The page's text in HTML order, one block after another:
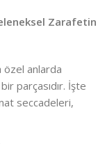
Zarafetin
özel anlarda
parçasıdır. İşte
seccadeleri,